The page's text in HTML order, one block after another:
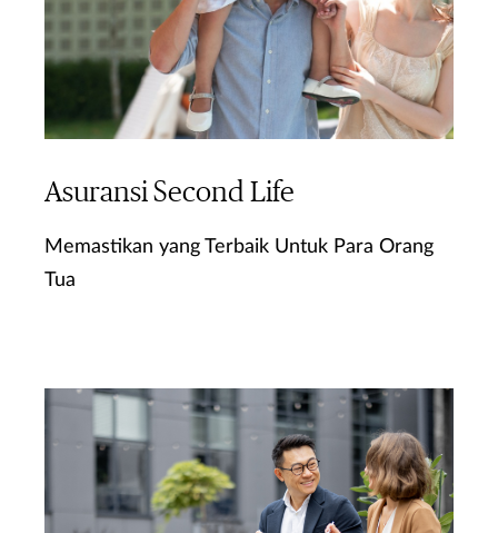
Asuransi Second Life
Memastikan yang Terbaik Untuk Para Orang
Tua